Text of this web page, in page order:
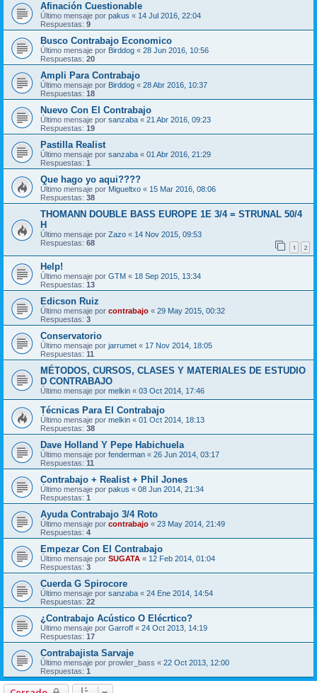
Afinación Cuestionable
Último mensaje por pakus « 14 Jul 2016, 22:04
Respuestas: 9
Busco Contrabajo Economico
Último mensaje por Birddog « 28 Jun 2016, 10:56
Respuestas: 20
Ampli Para Contrabajo
Último mensaje por Birddog « 28 Abr 2016, 10:37
Respuestas: 18
Nuevo Con El Contrabajo
Último mensaje por sanzaba « 21 Abr 2016, 09:23
Respuestas: 19
Pastilla Realist
Último mensaje por sanzaba « 01 Abr 2016, 21:29
Respuestas: 1
Que hago yo aqui????
Último mensaje por Migueltxo « 15 Mar 2016, 08:06
Respuestas: 38
THOMANN DOUBLE BASS EUROPE 1E 3/4 = STRUNAL 50/4
H
Último mensaje por Zazo « 14 Nov 2015, 09:53
Respuestas: 68 1 2
Help!
Último mensaje por GTM « 18 Sep 2015, 13:34
Respuestas: 13
Edicson Ruiz
Último mensaje por contrabajo « 29 May 2015, 00:32
Respuestas: 3
Conservatorio
Último mensaje por jarrumet « 17 Nov 2014, 18:05
Respuestas: 11
MÉTODOS, CURSOS, CLASES Y MATERIALES DE ESTUDIO
D CONTRABAJO
Último mensaje por melkin « 03 Oct 2014, 17:46
Técnicas Para El Contrabajo
Último mensaje por melkin « 01 Oct 2014, 18:13
Respuestas: 38
Dave Holland Y Pepe Habichuela
Último mensaje por fenderman « 26 Jun 2014, 03:17
Respuestas: 11
Contrabajo + Realist + Phil Jones
Último mensaje por pakus « 08 Jun 2014, 21:34
Respuestas: 1
Ayuda Contrabajo 3/4 Roto
Último mensaje por contrabajo « 23 May 2014, 21:49
Respuestas: 4
Empezar Con El Contrabajo
Último mensaje por SUGATA « 12 Feb 2014, 01:04
Respuestas: 3
Cuerda G Spirocore
Último mensaje por sanzaba « 24 Ene 2014, 14:54
Respuestas: 22
¿Contrabajo Acústico O Elécrtico?
Último mensaje por Garroff « 24 Oct 2013, 14:19
Respuestas: 17
Contrabajista Sarvaje
Último mensaje por prowler_bass « 22 Oct 2013, 12:00
Respuestas: 1